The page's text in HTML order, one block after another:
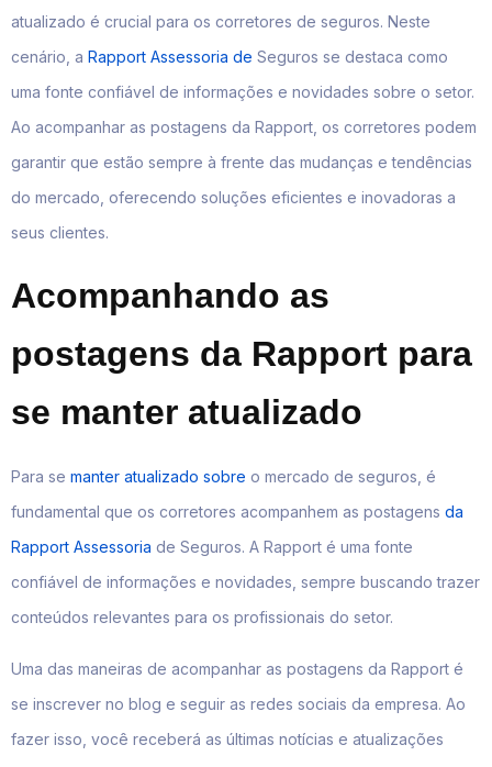
atualizado é crucial para os corretores de seguros. Neste
cenário, a Rapport Assessoria de Seguros se destaca como
uma fonte confiável de informações e novidades sobre o setor.
Ao acompanhar as postagens da Rapport, os corretores podem
garantir que estão sempre à frente das mudanças e tendências
do mercado, oferecendo soluções eficientes e inovadoras a
seus clientes.
Acompanhando as
postagens da Rapport para
se manter atualizado
Para se manter atualizado sobre o mercado de seguros, é
fundamental que os corretores acompanhem as postagens da
Rapport Assessoria de Seguros. A Rapport é uma fonte
confiável de informações e novidades, sempre buscando trazer
conteúdos relevantes para os profissionais do setor.
Uma das maneiras de acompanhar as postagens da Rapport é
se inscrever no blog e seguir as redes sociais da empresa. Ao
fazer isso, você receberá as últimas notícias e atualizações